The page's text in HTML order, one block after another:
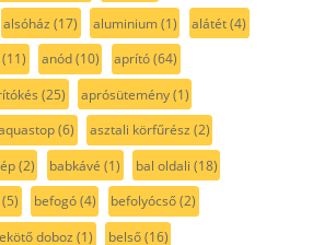
alsóház (17) aluminium(1) alátét(4)
(11) anód(10) aprító(64)
(25) aprósütemény(1)
(6) asztali körfűrész (2)
(2) babkávé (1) bal oldali (18)
(5) befogó(4) befolyócső(2)
doboz (1) belső(16)